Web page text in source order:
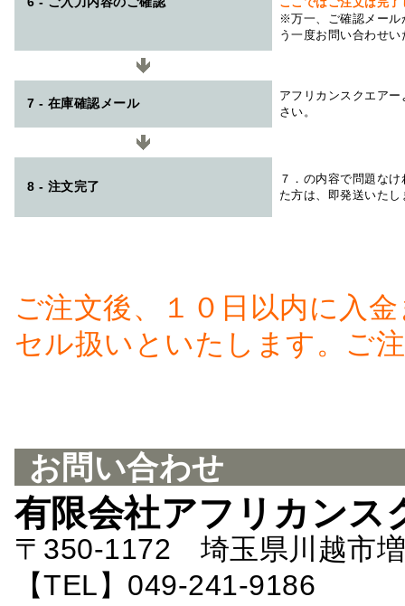
※万一、ご確認メール
う一度お問い合わせ
7 - 在庫確認メール
アフリカンスクエアー
さい。
8 - 注文完了
７．の内容で問題な
た方は、即発送いたし
ご注文後、１０日以内に入
セル扱いといたします。ご
お問い合わせ
有限会社アフリカンス
〒350-1172 埼玉県川越市
【TEL】049-241-